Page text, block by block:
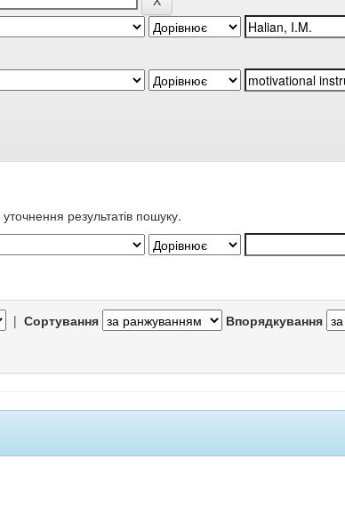
результатів пошуку.
| Сортування Впорядкування